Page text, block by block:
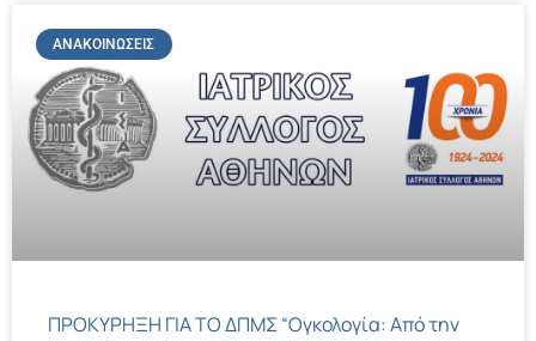
ΑΝΑΚΟΙΝΏΣΕΙΣ
ΠΡΟΚΥΡΗΞΗ ΓΙΑ ΤΟ ΔΠΜΣ “Ογκολογία: Από την